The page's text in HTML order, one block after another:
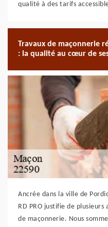
qualité à des tarifs
Travaux de maçonnerie
: la qualité au cœur de
Ancrée dans la ville de
RD PRO justifie de plusieurs
de maçonnerie. Nous